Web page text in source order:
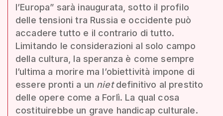
l’Europa” sarà inaugurata, sotto il profilo
delle tensioni tra Russia e occidente può
accadere tutto e il contrario di tutto.
Limitando le considerazioni al solo campo
della cultura, la speranza è come sempre
l’ultima a morire ma l’obiettività impone di
essere pronti a un nietdefinitivo al prestito
delle opere come a Forlì. La qual cosa
costituirebbe un grave handicap culturale.